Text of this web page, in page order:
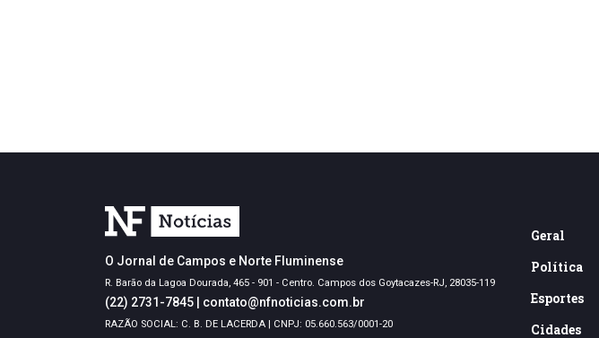
O Jornal de Campos e Norte Fluminense
R. Barão da Lagoa Dourada, 465 - 901 - Centro. Campos dos Goytacazes-RJ, 28035-119
(22) 2731-7845 | contato@nfnoticias.com.br
RAZÃO SOCIAL: C. B. DE LACERDA | CNPJ: 05.660.563/0001-20
Geral
Política
Esportes
Cidades